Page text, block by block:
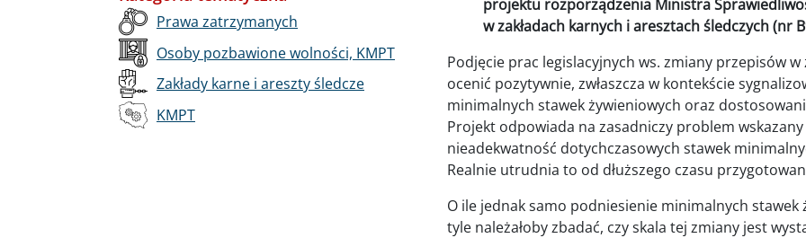
projektu rozporządzenia Ministra
w zakładach karnych i aresztach śledczych (nr
Podjęcie prac legislacyjnych ws. zmiany przepisów
ocenić pozytywnie, zwłaszcza w kontekście
minimalnych stawek żywieniowych oraz
Projekt odpowiada na zasadniczy problem
nieadekwatność dotychczasowych stawek
Realnie utrudnia to od dłuższego czasu
O ile jednak samo podniesienie minimalnych
tyle należałoby zbadać, czy skala tej zmiany jest
Prawa zatrzymanych
Osoby pozbawione wolności, KMPT
Zakłady karne i areszty śledcze
KMPT